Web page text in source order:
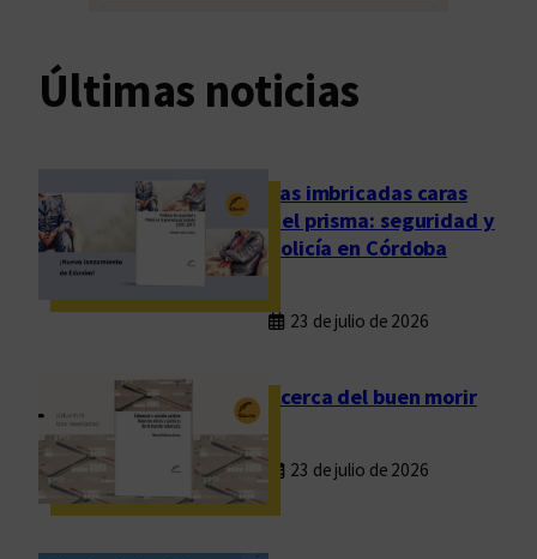
Últimas noticias
Las imbricadas caras
del prisma: seguridad y
policía en Córdoba
23 de julio de 2026
Acerca del buen morir
23 de julio de 2026